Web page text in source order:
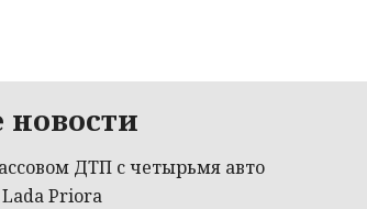
ДТП с четырьмя авто
Priora